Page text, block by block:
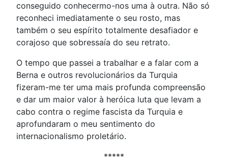
conseguido conhecermo-nos uma à outra. Não só
reconheci imediatamente o seu rosto, mas
também o seu espírito totalmente desafiador e
corajoso que sobressaía do seu retrato.
O tempo que passei a trabalhar e a falar com a
Berna e outros revolucionários da Turquia
fizeram-me ter uma mais profunda compreensão
e dar um maior valor à heróica luta que levam a
cabo contra o regime fascista da Turquia e
aprofundaram o meu sentimento do
internacionalismo proletário.
*****